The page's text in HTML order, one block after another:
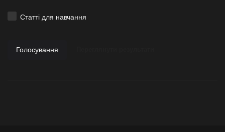
Статті для навчання
Голосування